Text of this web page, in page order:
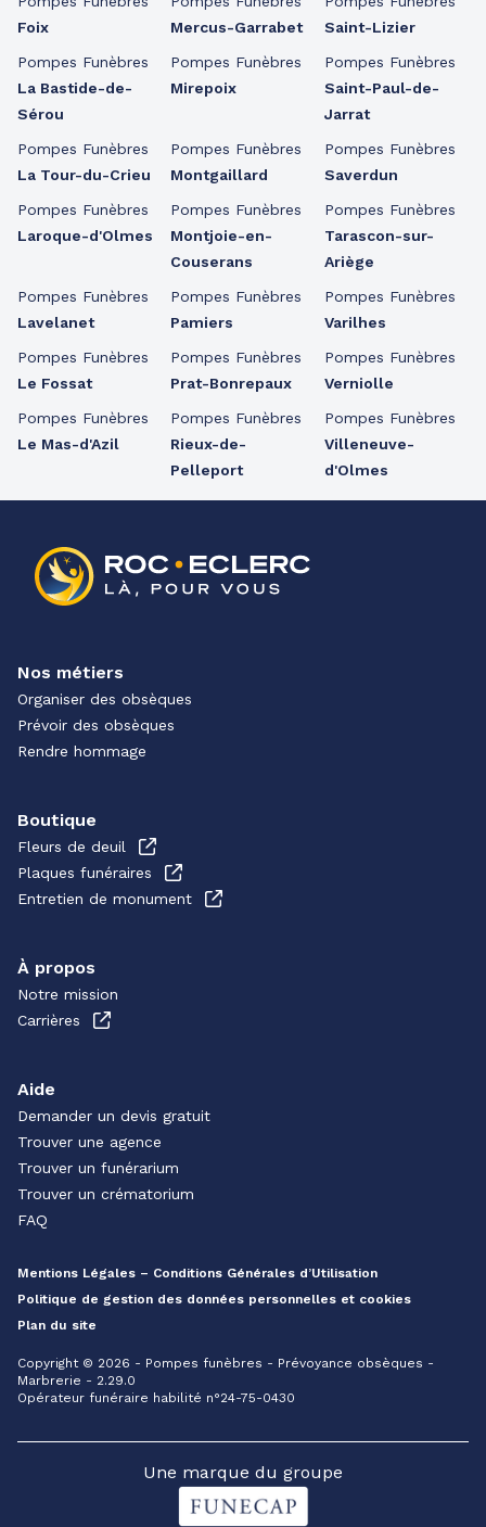
Foix
Pompes Funèbres
La Bastide-de-
Sérou
Pompes Funèbres
La Tour-du-Crieu
Pompes Funèbres
Laroque-d'Olmes
Pompes Funèbres
Lavelanet
Pompes Funèbres
Le Fossat
Pompes Funèbres
Le Mas-d'Azil
Mercus-Garrabet
Pompes Funèbres
Mirepoix
Pompes Funèbres
Montgaillard
Pompes Funèbres
Montjoie-en-
Couserans
Pompes Funèbres
Pamiers
Pompes Funèbres
Prat-Bonrepaux
Pompes Funèbres
Rieux-de-
Pelleport
Saint-Lizier
Pompes Funèbres
Saint-Paul-de-
Jarrat
Pompes Funèbres
Saverdun
Pompes Funèbres
Tarascon-sur-
Ariège
Pompes Funèbres
Varilhes
Pompes Funèbres
Verniolle
Pompes Funèbres
Villeneuve-
d'Olmes
Nos métiers
Organiser des obsèques
Prévoir des obsèques
Rendre hommage
Boutique
Fleurs de deuil
Plaques funéraires
Entretien de monument
À propos
Notre mission
Carrières
Aide
Demander un devis gratuit
Trouver une agence
Trouver un funérarium
Trouver un crématorium
FAQ
Mentions Légales – Conditions Générales d’Utilisation
Politique de gestion des données personnelles et cookies
Plan du site
Copyright © 2026 - Pompes funèbres - Prévoyance obsèques -
Marbrerie - 2.29.0
Opérateur funéraire habilité n°24-75-0430
Une marque du groupe